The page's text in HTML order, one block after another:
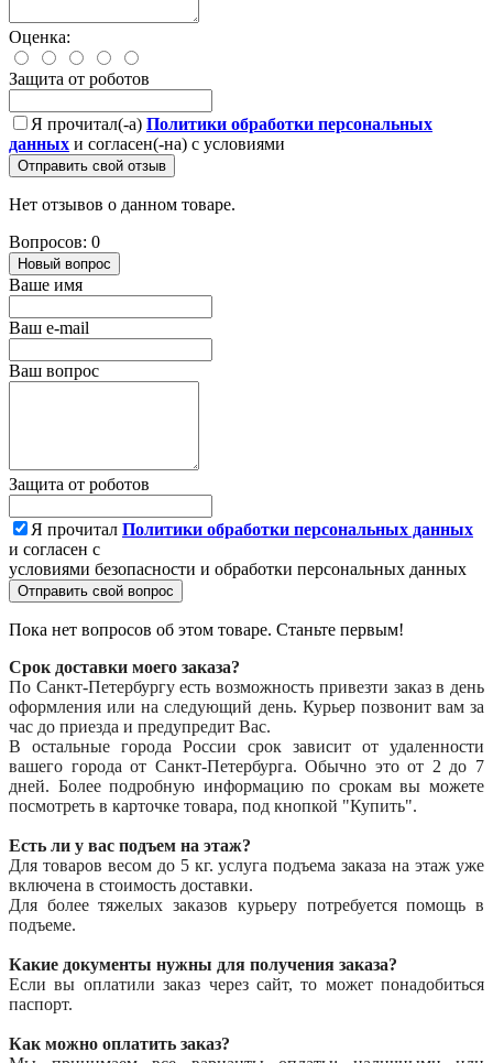
Оценка:
Защита от роботов
Я прочитал(-а) Политики обработки персональных
данных и согласен(-на) с условиями
Отправить свой отзыв
Нет отзывов о данном товаре.
Вопросов: 0
Новый вопрос
Ваше имя
Ваш e-mail
Ваш вопрос
Защита от роботов
Я прочитал Политики обработки персональных данных
и согласен с
условиями безопасности и обработки персональных данных
Отправить свой вопрос
Пока нет вопросов об этом товаре. Станьте первым!
Срок доставки моего заказа?
По Санкт-Петербургу есть возможность привезти заказ в день
оформления или на следующий день. Курьер позвонит вам за
час до приезда и предупредит Вас.
В остальные города России срок зависит от удаленности
вашего города от Санкт-Петербурга. Обычно это от 2 до 7
дней. Более подробную информацию по срокам вы можете
посмотреть в карточке товара, под кнопкой "Купить".
Есть ли у вас подъем на этаж?
Для товаров весом до 5 кг. услуга подъема заказа на этаж уже
включена в стоимость доставки.
Для более тяжелых заказов курьеру потребуется помощь в
подъеме.
Какие документы нужны для получения заказа?
Если вы оплатили заказ через сайт, то может понадобиться
паспорт.
Как можно оплатить заказ?